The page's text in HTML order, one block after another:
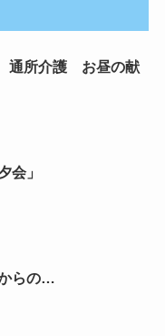
通所介護 お昼の献
会」
らの…